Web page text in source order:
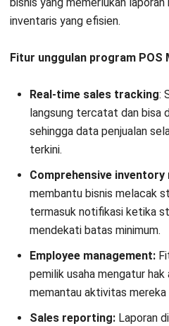
inventaris yang efisien.
Fitur unggulan program POS
Real-time sales tracking:
langsung tercatat dan bisa
sehingga data penjualan
terkini.
Comprehensive inventory
membantu bisnis melacak
termasuk notifikasi ketika
mendekati batas minimum.
Employee management:
pemilik usaha mengatur
memantau aktivitas mereka
Sales reporting: Laporan